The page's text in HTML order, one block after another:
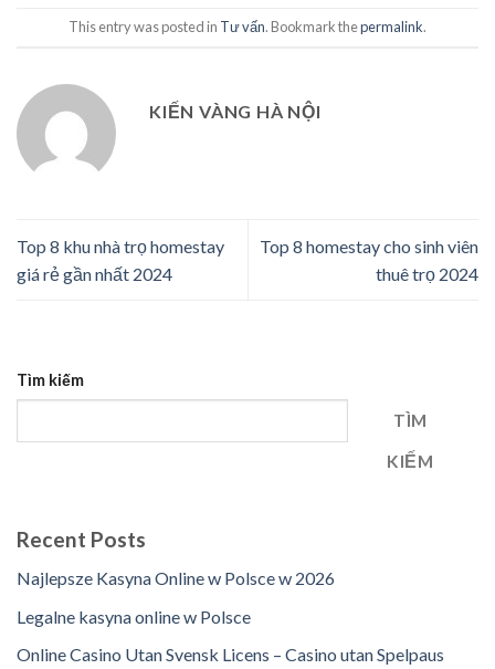
This entry was posted in Tư vấn. Bookmark thepermalink.
KIẾN VÀNG HÀ NỘI
Top 8 khu nhà trọ homestay
giá rẻ gần nhất 2024
Top 8 homestay cho sinh viên
thuê trọ 2024
Tìm kiếm
TÌM
KIẾM
Recent Posts
Najlepsze Kasyna Online w Polsce w 2026
Legalne kasyna online w Polsce
Online Casino Utan Svensk Licens – Casino utan Spelpaus